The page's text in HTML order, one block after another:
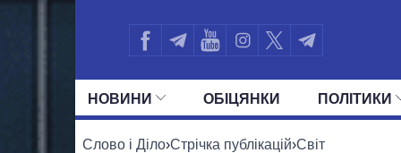
НОВИНИ ОБIЦЯНКИ ПОЛIТИКИ
УСІ ПОЛІТИКИ ПРЕЗИДЕНТ І ОФІС
Слово і Діло›Стрічка публікацій›Світ